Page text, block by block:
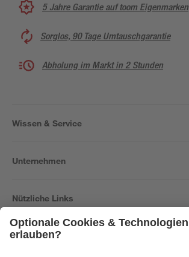
5 Jahre Garantie auf toom Eigenmarken
Sorglos, 90 Tage Umtauschgarantie
Abholung im Markt in 2 Stunden
Wissen & Service
Unternehmen
Nützliche Links